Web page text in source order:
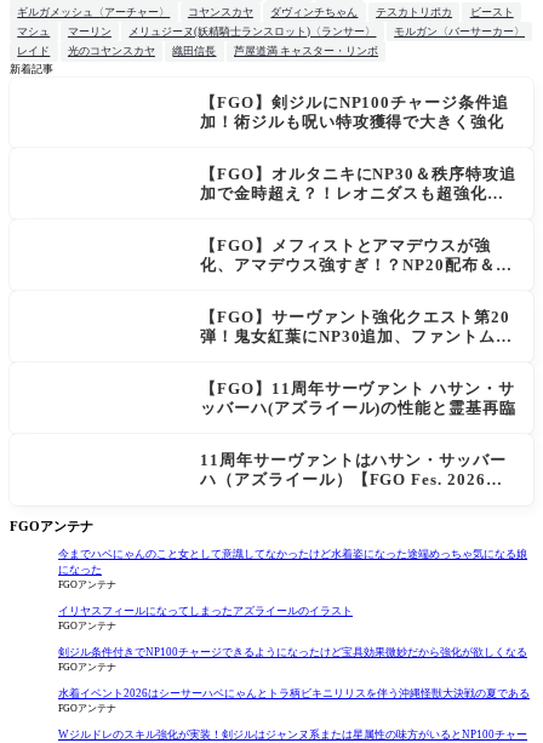
ギルガメッシュ〈アーチャー〉
コヤンスカヤ ダヴィンチちゃん テスカトリポカ
ビースト
マシュ
マーリン メリュジーヌ(妖精騎士ランスロット)〈ランサー〉
モルガン〈バーサーカー〉
レイド
光のコヤンスカヤ 織田信長
芦屋道満 キャスター・リンボ
新着記事
【FGO】剣ジルにNP100チャージ条件追
加！術ジルも呪い特攻獲得で大きく強化
【FGO】オルタニキにNP30＆秩序特攻追
加で金時超え？！レオニダスも超強化で
【FGO】メフィストとアマデウスが強
化、アマデウス強すぎ！？NP20配布＆Ar
【FGO】サーヴァント強化クエスト第20
弾！鬼女紅葉にNP30追加、ファントムも
【FGO】11周年サーヴァント ハサン・サ
ッバーハ(アズライール)の性能と霊基再臨
11周年サーヴァントはハサン・サッバー
ハ（アズライール）【FGO Fes. 2026】
FGOアンテナ
今までハベにゃんのこと女として意識してなかったけど水着姿になった途端めっちゃ気になる娘
になった
FGOアンテナ
イリヤスフィールになってしまったアズライールのイラスト
FGOアンテナ
剣ジル条件付きでNP100チャージできるようになったけど宝具効果微妙だから強化が欲しくなる
FGOアンテナ
水着イベント2026はシーサーハベにゃんとトラ柄ビキニリリスを伴う沖縄怪獣大決戦の夏である
FGOアンテナ
Wジルドレのスキル強化が実装！剣ジルはジャンヌ系または星属性の味方がいるとNP100チャー